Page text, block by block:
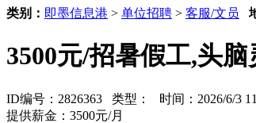
类别： 即墨信息港 > 单位招聘 > 客服/文员
3500元/招暑假工,头
ID编号：2826363 类型： 时间：2026/6/3
提供薪金：3500元/月